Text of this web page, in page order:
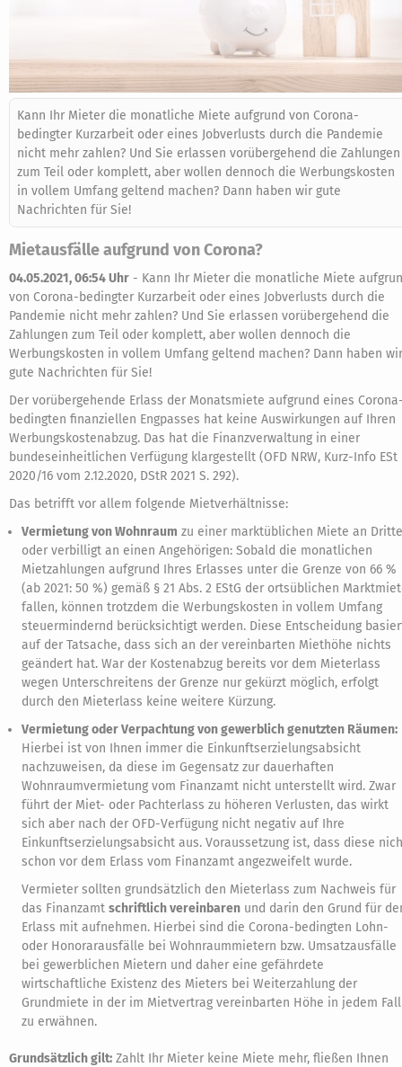
Kann Ihr Mieter die monatliche Miete aufgrund von Corona-
bedingter Kurzarbeit oder eines Jobverlusts durch die Pandemie
nicht mehr zahlen? Und Sie erlassen vorübergehend die Zahlungen
zum Teil oder komplett, aber wollen dennoch die Werbungskosten
in vollem Umfang geltend machen? Dann haben wir gute
Nachrichten für Sie!
Mietausfälle aufgrund von Corona?
04.05.2021, 06:54 Uhr - Kann Ihr Mieter die monatliche Miete
von Corona-bedingter Kurzarbeit oder eines Jobverlusts durch die
Pandemie nicht mehr zahlen? Und Sie erlassen vorübergehend die
Zahlungen zum Teil oder komplett, aber wollen dennoch die
Werbungskosten in vollem Umfang geltend machen? Dann haben wir
gute Nachrichten für Sie!
Der vorübergehende Erlass der Monatsmiete aufgrund eines
bedingten finanziellen Engpasses hat keine Auswirkungen auf Ihren
Werbungskostenabzug. Das hat die Finanzverwaltung in einer
bundeseinheitlichen Verfügung klargestellt (OFD NRW, Kurz-Info ESt
2020/16 vom 2.12.2020, DStR 2021 S. 292).
Das betrifft vor allem folgende Mietverhältnisse:
Vermietung von Wohnraum zu einer marktüblichen Miete an Dritte
oder verbilligt an einen Angehörigen: Sobald die monatlichen
Mietzahlungen aufgrund Ihres Erlasses unter die Grenze von 66 %
(ab 2021: 50 %) gemäß § 21 Abs. 2 EStG der ortsüblichen
fallen, können trotzdem die Werbungskosten in vollem Umfang
steuermindernd berücksichtigt werden. Diese Entscheidung
auf der Tatsache, dass sich an der vereinbarten Miethöhe nichts
geändert hat. War der Kostenabzug bereits vor dem Mieterlass
wegen Unterschreitens der Grenze nur gekürzt möglich, erfolgt
durch den Mieterlass keine weitere Kürzung.
Vermietung oder Verpachtung von gewerblich genutzten Räumen:
Hierbei ist von Ihnen immer die Einkunftserzielungsabsicht
nachzuweisen, da diese im Gegensatz zur dauerhaften
Wohnraumvermietung vom Finanzamt nicht unterstellt wird. Zwar
führt der Miet- oder Pachterlass zu höheren Verlusten, das wirkt
sich aber nach der OFD-Verfügung nicht negativ auf Ihre
Einkunftserzielungsabsicht aus. Voraussetzung ist, dass diese
schon vor dem Erlass vom Finanzamt angezweifelt wurde.
Vermieter sollten grundsätzlich den Mieterlass zum Nachweis für
das Finanzamt schriftlich vereinbaren und darin den Grund für
Erlass mit aufnehmen. Hierbei sind die Corona-bedingten Lohn-
oder Honorarausfälle bei Wohnraummietern bzw. Umsatzausfälle
bei gewerblichen Mietern und daher eine gefährdete
wirtschaftliche Existenz des Mieters bei Weiterzahlung der
Grundmiete in der im Mietvertrag vereinbarten Höhe in jedem Fall
zu erwähnen.
Grundsätzlich gilt: Zahlt Ihr Mieter keine Miete mehr, fließen Ihnen